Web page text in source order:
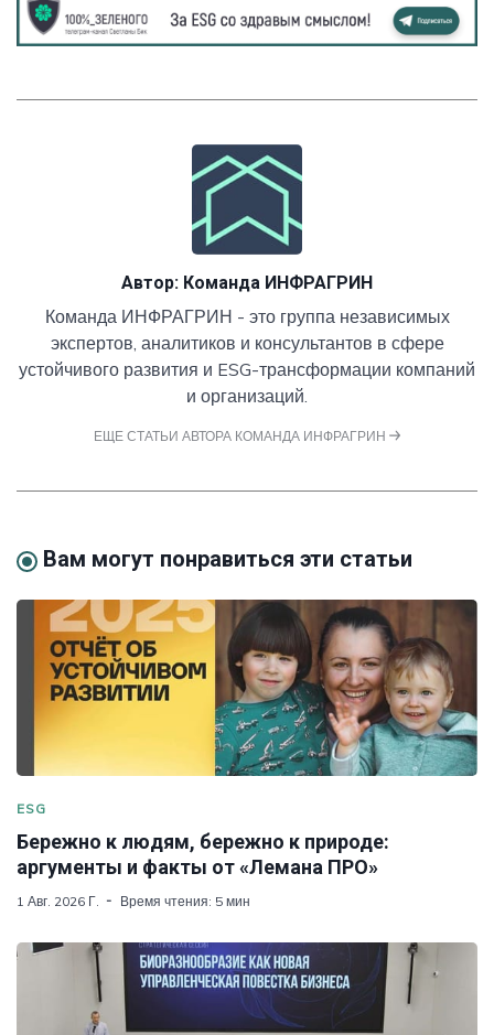
Автор: Команда ИНФРАГРИН
Команда ИНФРАГРИН - это группа независимых
экспертов, аналитиков и консультантов в сфере
устойчивого развития и ESG-трансформации компаний
и организаций.
ЕЩЕ СТАТЬИ АВТОРА КОМАНДА ИНФРАГРИН
Вам могут понравиться эти статьи
ESG
Бережно к людям, бережно к природе:
аргументы и факты от «Лемана ПРО»
1 Авг. 2026 Г. Время чтения: 5 мин